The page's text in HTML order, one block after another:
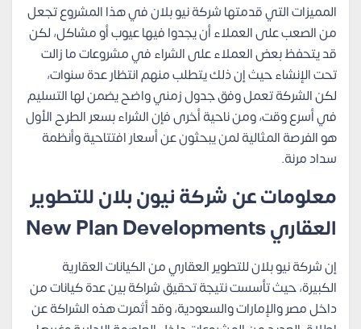
المميزات التي قدمتها شركة نيو بلان في هذا المشروع تجعل
من الصعب على العملاء أن يجدوا فيها عيوب أو مشاكل، لكن
قد يتحفظ بعض العملاء على الشراء في مشروعات ما زالت
تحت الإنشاء حيث إن ذلك يتطلب منهم انتظار عدة سنوات،
لكن الشركة تعمل وفق جدول زمني واضح يضمن لها التسليم
في أسرع وقت، ومن ناحية أخرى فإن الشراء بسعر الطرح الأول
هو الفرصة المثالية لمن يبحثون عن أسعار افتتاحية وأنظمة
سداد مرنة.
معلومات عن شركة نيون بلان للتطوير
العقاري New Plan Developments
إن شركة نيو بلان للتطوير العقاري من الكيانات العقارية
الكبيرة، حيث تأسست نتيجة تحقيق شراكة بين عدة كيانات من
داخل مصر والإمارات والسعودية، وقد أثمرت هذه الشراكة عن